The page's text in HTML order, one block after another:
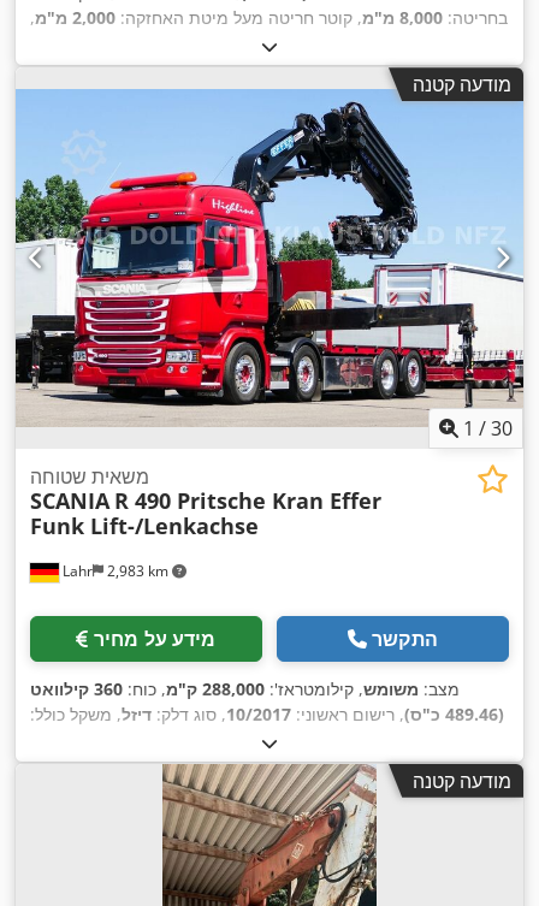
בחריטה: 8,000 מ"מ , קוטר חריטה מעל מיטת האחזקה: 2,000 מ"מ
,
25,000 ק"ג
העגלה העליונה:1,550 מ"מ ,
מודעה קטנה
1 /30
Lahr 2,983 km
משאית שטוחה
SCANIA R 490 Pritsche Kran Effer
Funk Lift-/Lenkachse
מידע על מחיר התקשר
מצב: משומש, קילומטראז': 288,000 ק"מ , כוח:
360 קילוואט
(489.46 כ"ס)
, רישום ראשוני: 10/2017, סוג דלק: דיזל, משקל כולל:
תמסורת:אוטומטי, דרגת פליטה:יורו 6 , אורך אזור הטעינה:5,800
מ"מ , רוחב שטח הטעינה:2,490 מ"מ , גובה תא המטען:
חימום חניה, מיזוג אוויר, מנוף, מעלית אחורית, מערכת
בלימה למניעת נעילה (ABS),
מודעה קטנה